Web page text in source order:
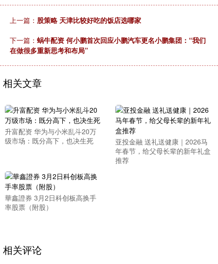
上一篇： 股策略 天津比较好吃的饭店选哪家
下一篇： 蜗牛配资 何小鹏首次回应小鹏汽车更名小鹏集团：“我们
在做很多重新思考和布局”
相关文章
升富配资 华为与小米乱斗20万
级市场：既分高下，也决生死
亚投金融 送礼送健康｜2026马
年春节，给父母长辈的新年礼盒
推荐
華鑫證券 3月2日科创板高换手
率股票（附股）
相关评论